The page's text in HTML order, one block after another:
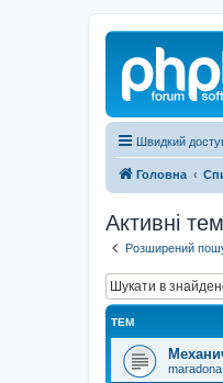
Швидкий
Головна
Активні
Розширений
ТЕМ
maradona